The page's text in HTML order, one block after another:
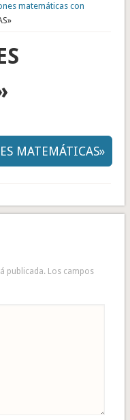
matemáticas con
MATEMÁTICAS»
publicada. Los campos